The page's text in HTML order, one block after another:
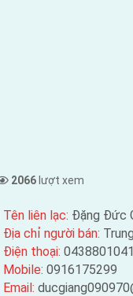
2066 lượt xem
Tên liên lạc: Đặng Đức
Địa chỉ người bán:
Điện thoại: 0438801041
Mobile: 0916175299
Email: